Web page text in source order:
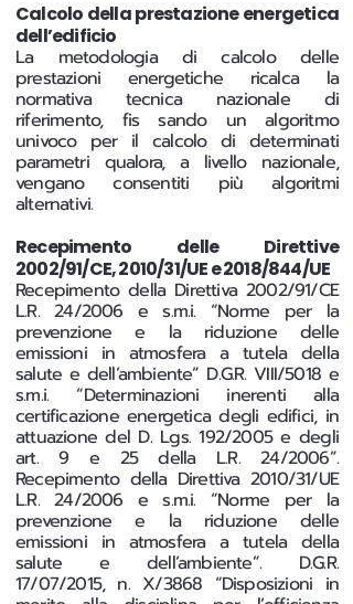
Calcolo della prestazione energetica
dell’edificio
La metodologia di calcolo delle
prestazioni energetiche ricalca la
normativa tecnica nazionale di
riferimento, fis sando un algoritmo
univoco per il calcolo di determinati
parametri qualora, a livello nazionale,
vengano consentiti più algoritmi
alternativi.
Recepimento delle Direttive
2002/91/CE, 2010/31/UE e 2018/844/UE
Recepimento della Direttiva 2002/91/CE
L.R. 24/2006 e s.m.i. “Norme per la
prevenzione e la riduzione delle
emissioni in atmosfera a tutela della
salute e dell’ambiente” D.G.R. VIII/5018 e
s.m.i. “Determinazioni inerenti alla
certificazione energetica degli edifici, in
attuazione del D. Lgs. 192/2005 e degli
art. 9 e 25 della L.R. 24/2006”.
Recepimento della Direttiva 2010/31/UE
L.R. 24/2006 e s.m.i. “Norme per la
prevenzione e la riduzione delle
emissioni in atmosfera a tutela della
salute e dell’ambiente”. D.G.R.
17/07/2015, n. X/3868 “Disposizioni in